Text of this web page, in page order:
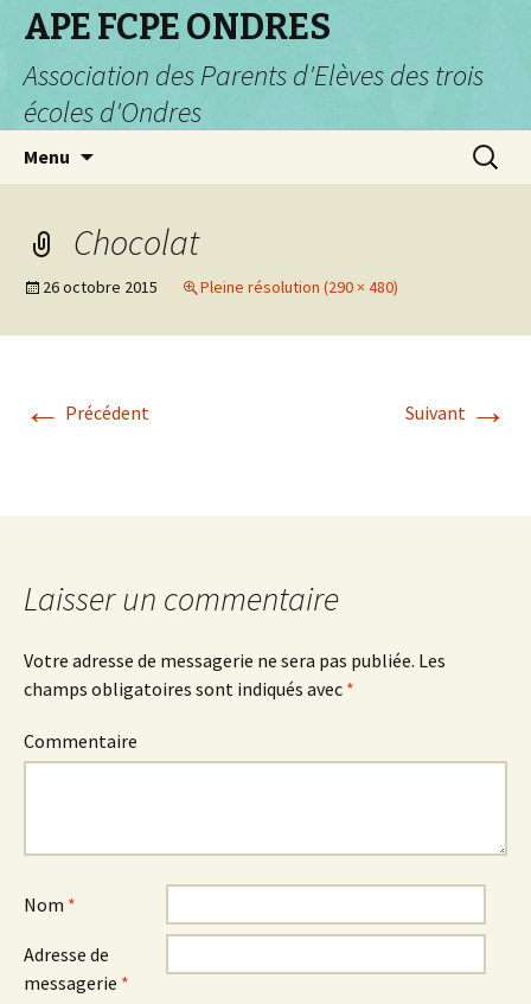
APE FCPE ONDRES
Association des Parents d'Elèves des trois
écoles d'Ondres
Menu
Chocolat
26 octobre 2015 Pleine résolution (290 × 480)
← Précédent Suivant →
Laisser un commentaire
Votre adresse de messagerie ne sera pas publiée. Les
champs obligatoires sont indiqués avec *
Commentaire
Nom *
Adresse de
messagerie *